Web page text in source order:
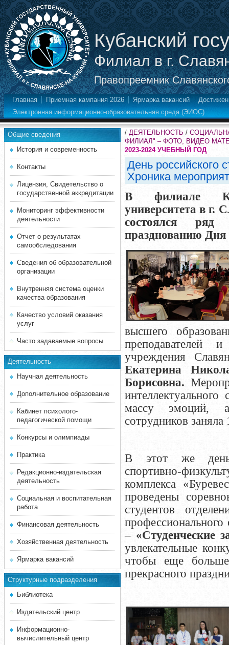
Кубанский
Филиал в г.
Правопреемник
Главная Приемная кампания 2026 Ярмарка вакансий
Электронная информационно-образовательная среда (ЭИОС)
Общие сведения
История и современность
Контакты
Лицензия, Свидетельство о
государственной аккредитации
Мониторинг эффективности
деятельности
Отчет о результатах
самообследования
Сведения об образовательной
организации
Внутренняя система оценки
качества образования
Качество условий оказания
услуг
Часто задаваемые вопросы
Деятельность
Научная деятельность
Дополнительное образование
Кабинет психолого-
педагогической помощи
Конкурсы и олимпиады
Практика
Редакционно-издательская
деятельность
Социальная и воспитательная
работа
Финансовая деятельность
Хозяйственная деятельность
Ярмарка вакансий
Структурные подразделения
Библиотека
Издательский центр
Информационно-
вычислительный центр
/ ДЕЯТЕЛЬНОСТЬ /
ФИЛИАЛ" – ФОТО, ВИДЕО
2023-2024 УЧЕБНЫЙ ГОД
День российского
Хроника
В филиале
университета в г.
состоялся ряд
празднованию Дня
высшего
преподавателей
учреждения
Екатерина
Борисовна.
массу эмоций,
сотрудников
В этот же
спортивно-
комплекса
проведены с
студентов
профессионального
– «Студенческие
увлекательные
чтобы еще
прекрасного